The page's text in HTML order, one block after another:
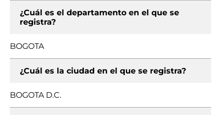
¿Cuál es el departamento en el que se
registra?
BOGOTA
¿Cuál es la ciudad en el que se registra?
BOGOTA D.C.